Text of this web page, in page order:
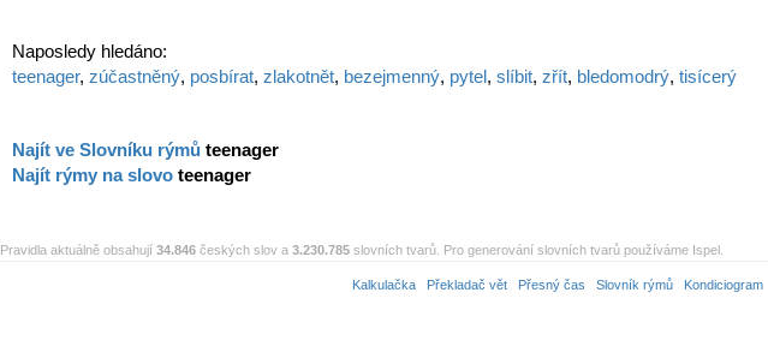
Naposledy hledáno:
teenager, zúčastněný, posbírat, zlakotnět, bezejmenný, pytel, slíbit, zřít, bledomodrý, tisícerý
Najít ve Slovníku rýmů teenager
Najít rýmy na slovo teenager
Pravidla aktuálně obsahují 34.846 českých slov a 3.230.785 slovních tvarů. Pro generování slovních tvarů používáme Ispel.
Kalkulačka Překladač vět Přesný čas Slovník rýmů Kondiciogram